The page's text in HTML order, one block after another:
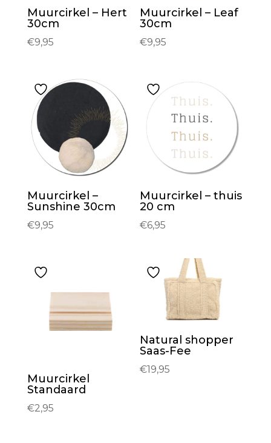
Muurcirkel – Hert
30cm
€9,95
Muurcirkel – Leaf
30cm
€9,95
Muurcirkel –
Sunshine 30cm
€9,95
Muurcirkel – thuis
20 cm
€6,95
Muurcirkel
Standaard
€2,95
Natural shopper
Saas-Fee
€19,95